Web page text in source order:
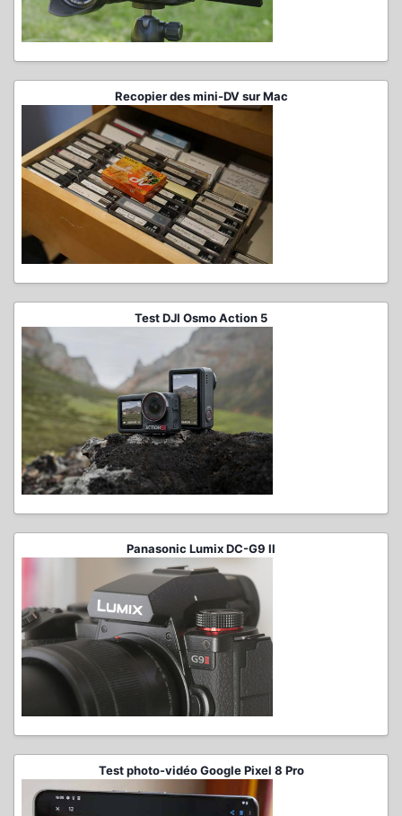
Recopier des mini-DV sur Mac
Test DJI Osmo Action 5
Panasonic Lumix DC-G9 II
Test photo-vidéo Google Pixel 8 Pro